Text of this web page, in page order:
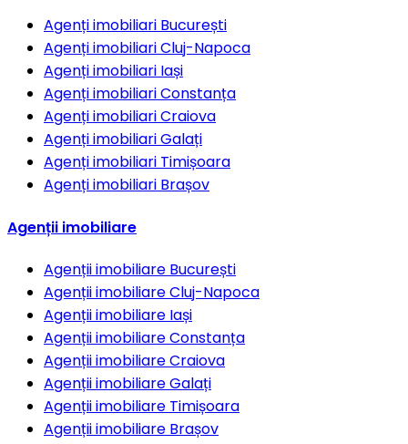
Agenți imobiliari București
Agenți imobiliariCluj-Napoca
Agenți imobiliari Iași
Agenți imobiliariConstanța
Agenți imobiliariCraiova
Agenți imobiliariGalați
Agenți imobiliari Timișoara
Agenți imobiliari Brașov
Agenții imobiliare
Agenții imobiliare București
Agenții imobiliareCluj-Napoca
Agenții imobiliare Iași
Agenții imobiliareConstanța
Agenții imobiliareCraiova
Agenții imobiliareGalați
Agenții imobiliare Timișoara
Agenții imobiliare Brașov